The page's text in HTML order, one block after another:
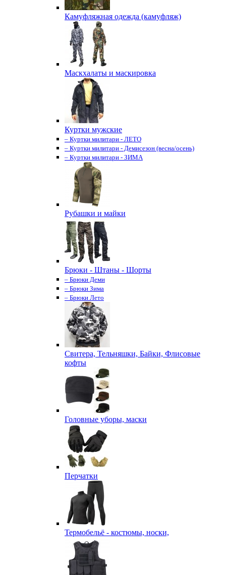
Камуфляжная одежда (камуфляж)
Маскхалаты и маскировка
Куртки мужские
– Куртки милитари - ЛЕТО
– Куртки милитари - Демисезон (весна/осень)
– Куртки милитари - ЗИМА
Рубашки и майки
Брюки - Штаны - Шорты
– Брюки Деми
– Брюки Зима
– Брюки Лето
Свитера, Тельняшки, Байки, Флисовые
кофты
Головные уборы, маски
Перчатки
Термобельё - костюмы, носки,